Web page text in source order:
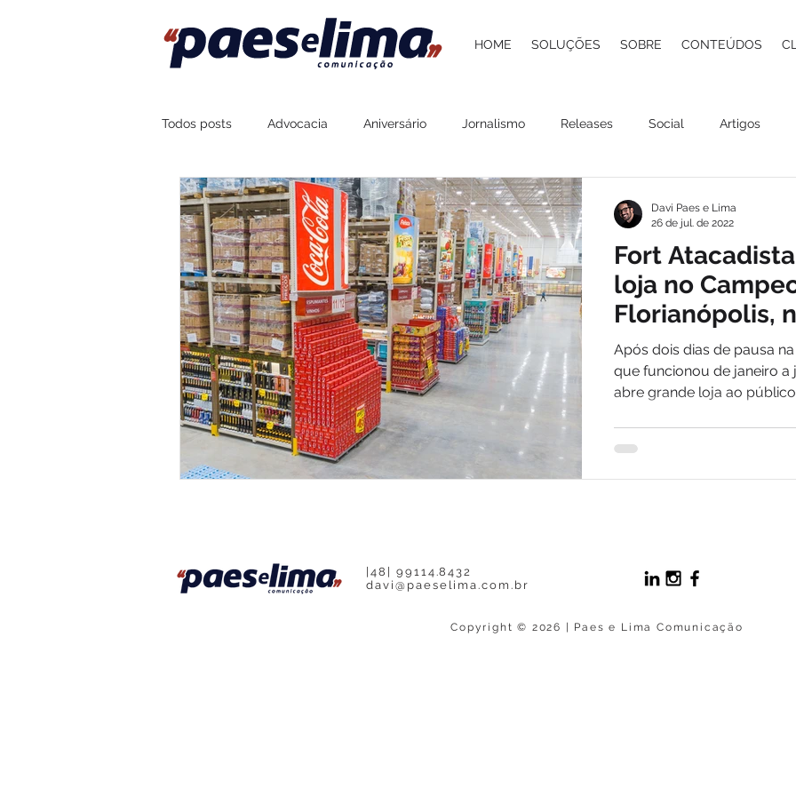
HOME SOLUÇÕES SOBRE CONTEÚDOS
Todos posts Advocacia Aniversário Jornalismo Releases Social Artigos
Assessoria de Imprensa Fort Atacadista Cultura Grupo Pereira
Sustentabilidade Esportes Gastronomia Lazer Agenda ESG
Boteco Zé Mané Na Brasa Costelaria Carol Berger
Base Contabilidade Podcast
Fort
loja no
Florianópolis,
feira (26)
Após dois dias de pausa
que funcionou de janeiro a
abre grande loja ao
Davi Paes e Lima
26 de jul. de 2022
|48| 99114.8432
davi@paeselima.com.br
Copyright © 2026 | Paes e Lima Comunicação